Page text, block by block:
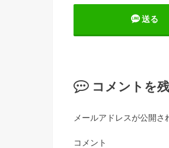
送る
コメントを
メールアドレスが公開さ
コメント